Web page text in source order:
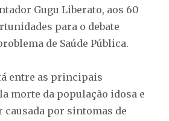
Gugu Liberato, aos 60
para o debate
de Saúde Pública.
entre as principais
morte da população idosa e
causada por sintomas de